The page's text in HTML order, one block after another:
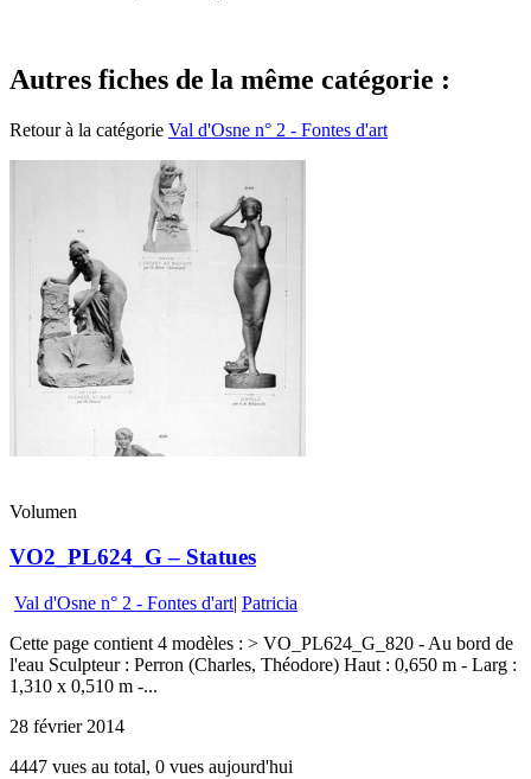
Autres fiches de la même catégorie :
Retour à la catégorie Val d'Osne n° 2 - Fontes d'art
Volumen
VO2_PL624_G – Statues
Val d'Osne n° 2 - Fontes d'art| Patricia
Cette page contient 4 modèles : > VO_PL624_G_820 - Au bord de
l'eau Sculpteur : Perron (Charles, Théodore) Haut : 0,650 m - Larg :
1,310 x 0,510 m -...
28 février 2014
4447 vues au total, 0 vues aujourd'hui